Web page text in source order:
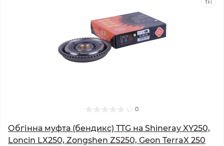
0
Обгінна муфта (бендикс) TTG на Shineray XY250,
Loncin LX250, Zongshen ZS250, Geon TerraX 250